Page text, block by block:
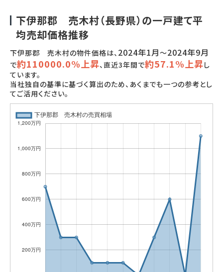
下伊那郡 売木村（長野県）の一戸建て平
均売却価格推移
下伊那郡 売木村の物件価格は、 2024年1月～2024年9月
で約110000.0%上昇、直近3年間で約57.1%上昇し
ています。
当社独自の基準に基づく算出のため、あくまでも一つの参考とし
てご活用ください。